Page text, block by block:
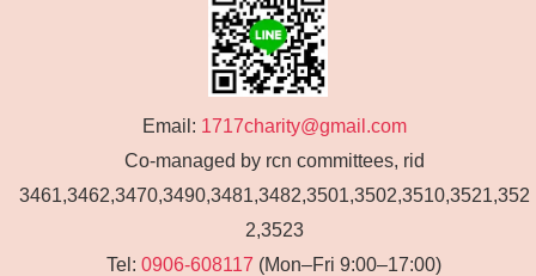
Email: 1717charity@gmail.com
Co-managed by rcn committees, rid
3461,3462,3470,3490,3481,3482,3501,3502,3510,3521,352
2,3523
Tel: 0906-608117 (Mon–Fri 9:00–17:00)